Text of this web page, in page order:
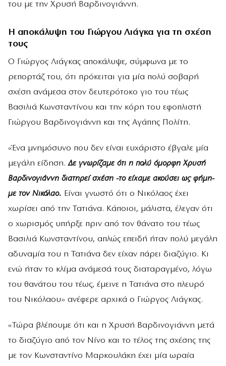
του με την Χρυσή Βαρδινογιάννη.
Η αποκάλυψη του Γιώργου Λιάγκα για τη σχέση
τους
Ο Γιώργος Λιάγκας αποκάλυψε, σύμφωνα με το
ρεπορτάζ του, ότι πρόκειται για μία πολύ σοβαρή
σχέση ανάμεσα στον δευτερότοκο γιο του τέως
Βασιλιά Κωνσταντίνου και την κόρη του εφοπλιστή
Γιώργου Βαρδινογιάννη και της Αγάπης Πολίτη.
«Ένα μνημόσυνο που δεν είναι ευχάριστο έβγαλε μία
μεγάλη είδηση.Δε γνωρίζαμε ότι η πολύ όμορφη Χρυσή
Βαρδινογιάννη διατηρεί σχέση -το είχαμε ακούσει ως φήμη-
με τον Νικόλαο. Είναι γνωστό ότι ο Νικόλαος έχει
χωρίσει από την Τατιάνα. Κάποιοι, μάλιστα, έλεγαν ότι
ο χωρισμός υπήρξε πριν από τον θάνατο του τέως
Βασιλιά Κωνσταντίνου, απλώς επειδή ήταν πολύ μεγάλη
αδυναμία του η Τατιάνα δεν είχαν πάρει διαζύγιο. Κι
ενώ ήταν το κλίμα ανάμεσά τους διαταραγμένο, λόγω
του θανάτου του τέως, έμεινε η Τατιάνα στο πλευρό
του Νικόλαου» ανέφερε αρχικά ο Γιώργος Λιάγκας.
«Τώρα βλέπουμε ότι και η Χρυσή Βαρδινογιάννη μετά
το διαζύγιο από τον Νίνο και το τέλος της σχέσης της
με τον Κωνσταντίνο Μαρκουλάκη έχει μία ωραία